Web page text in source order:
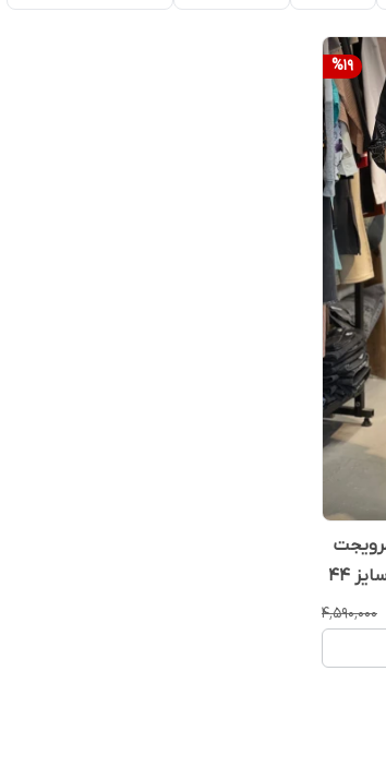
%19
نگین کوب مدل آستین سه ربع(سایز 44
۴٬۵۹۰٬۰۰۰